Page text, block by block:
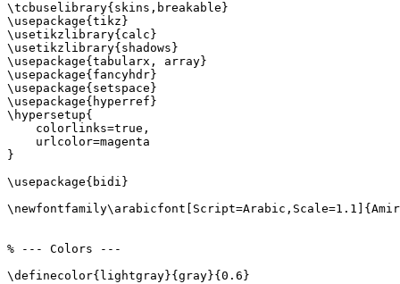
\tcbuselibrary{skins,breakable}
\usepackage{tikz}
\usetikzlibrary{calc}
\usetikzlibrary{shadows}
\usepackage{tabularx, array}
\usepackage{fancyhdr}
\usepackage{setspace}
\usepackage{hyperref}
\hypersetup{
    colorlinks=true,
    urlcolor=magenta
}
\usepackage{bidi}
% --- Colors ---
\definecolor{lightgray}{gray}{0.6}